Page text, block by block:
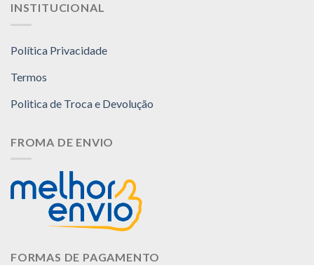
INSTITUCIONAL
Política Privacidade
Termos
Politica de Troca e Devolução
FROMA DE ENVIO
FORMAS DE PAGAMENTO